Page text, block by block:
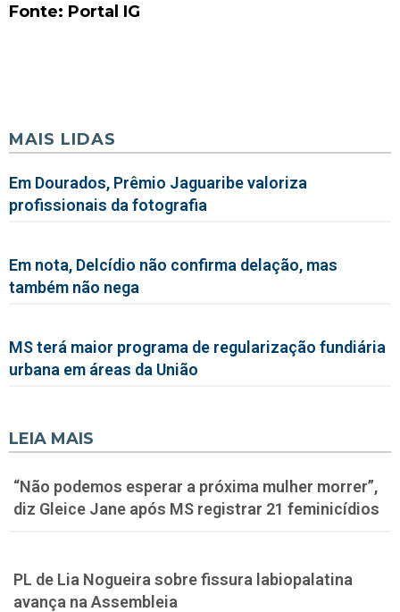
Fonte: Portal IG
MAIS LIDAS
Em Dourados, Prêmio Jaguaribe valoriza
profissionais da fotografia
Em nota, Delcídio não confirma delação, mas
também não nega
MS terá maior programa de regularização fundiária
urbana em áreas da União
LEIA MAIS
“Não podemos esperar a próxima mulher morrer”,
diz Gleice Jane após MS registrar 21 feminicídios
PL de Lia Nogueira sobre fissura labiopalatina
avança na Assembleia